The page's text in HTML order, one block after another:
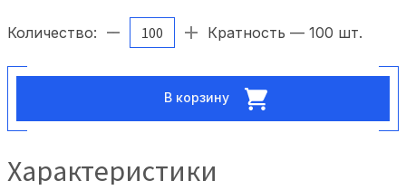
Количество: Кратность — 100 шт.
В корзину
Характеристики